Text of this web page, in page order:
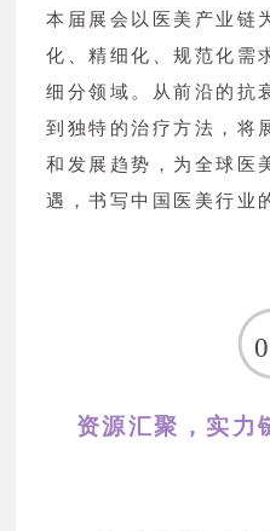
本届展会以医美产业链
化、精细化、规范化需
细分领域。从前沿的抗
到独特的治疗方法，将
和发展趋势，为全球医
遇，书写中国医美行业
资源汇聚，实力